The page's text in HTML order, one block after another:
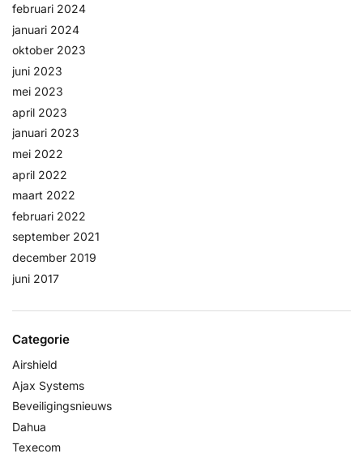
februari 2024
januari 2024
oktober 2023
juni 2023
mei 2023
april 2023
januari 2023
mei 2022
april 2022
maart 2022
februari 2022
september 2021
december 2019
juni 2017
Categorie
Airshield
Ajax Systems
Beveiligingsnieuws
Dahua
Texecom